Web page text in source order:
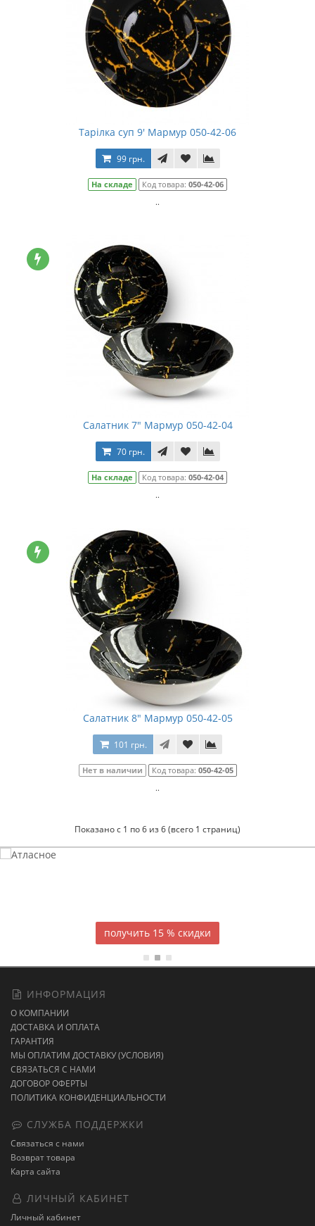
Тарілка суп 9' Мармур 050-42-06
99 грн.
На складе Код товара: 050-42-06
..
Салатник 7" Мармур 050-42-04
70 грн.
На складе Код товара: 050-42-04
..
Салатник 8" Мармур 050-42-05
101 грн.
Нет в наличии Код товара: 050-42-05
..
Показано с 1 по 6 из 6 (всего 1 страниц)
15 % скидки
ИНФОРМАЦИЯ
О КОМПАНИИ
ДОСТАВКА И ОПЛАТА
ГАРАНТИЯ
МЫ ОПЛАТИМ ДОСТАВКУ (УСЛОВИЯ)
СВЯЗАТЬСЯ С НАМИ
ДОГОВОР ОФЕРТЫ
ПОЛИТИКА КОНФИДЕНЦИАЛЬНОСТИ
СЛУЖБА ПОДДЕРЖКИ
Связаться с нами
Возврат товара
Карта сайта
ЛИЧНЫЙ КАБИНЕТ
Личный кабинет